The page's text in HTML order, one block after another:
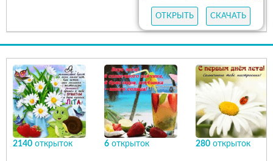
ОТКРЫТЬ СКАЧАТЬ
2140 открыток 6 открыток 280 открыток